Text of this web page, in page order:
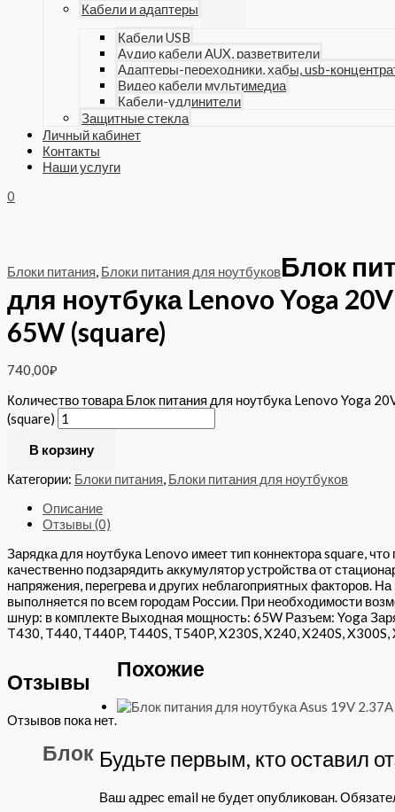
Кабели и адаптеры
Кабели USB
Аудио кабели AUX, разветвители
Адаптеры-переходники, хабы, usb-
Видео кабели мультимедиа
Кабели-удлинители
Защитные стекла
Личный кабинет
Контакты
Наши услуги
0
Блоки питания, Блоки питания для ноутбуковБлок
для ноутбука Lenovo Yoga
65W (square)
740,00₽
Количество товара Блок питания для ноутбука Lenovo Yoga
(square)
В корзину
Категории: Блоки питания, Блоки питания для ноутбуков
Описание
Отзывы (0)
Зарядка для ноутбука Lenovo имеет тип коннектора square,
качественно подзарядить аккумулятор устройства от
напряжения, перегрева и других неблагоприятных факторов.
выполняется по всем городам России. При необходимости
шнур: в комплекте Выходная мощность: 65W Разъем: Yoga
T430, T440, T440P, T440S, T540P, X230S, X240, X240S,
Отзывы
Отзывов пока нет.
Будьте первым, кто оставил
Ваш адрес email не будет опубликован.
Похожие
Блок